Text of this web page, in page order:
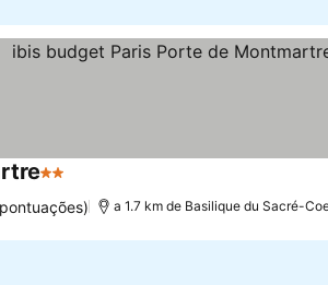
2 Estrelas
a 1.7 km de Basilique du Sacré-